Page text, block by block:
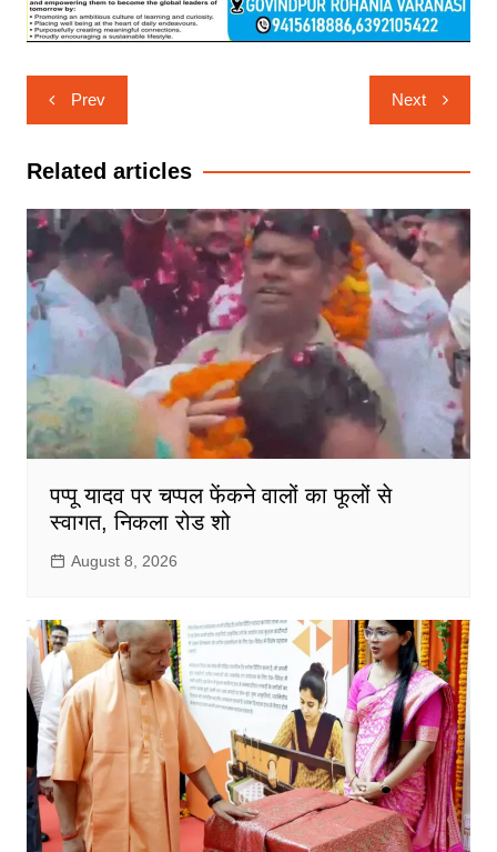
Post
navigation
Prev Next
Related articles
पप्पू यादव पर चप्पल फेंकने वालों का फूलों से
स्वागत, निकला रोड शो
August 8, 2026